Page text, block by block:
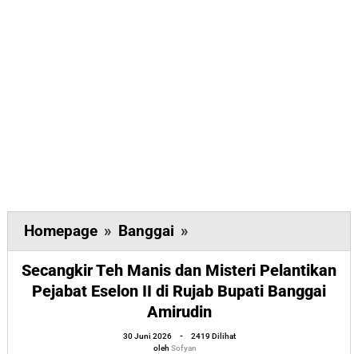
Homepage » Banggai »
Teh
Manis
dan
Misteri
Pelantikan
Secangkir Teh Manis dan Misteri Pelantikan
Pejabat Eselon II di Rujab Bupati Banggai
Amirudin
30 Juni 2026
oleh
Sofyan
-
2419 Dilihat
oleh Sofyan